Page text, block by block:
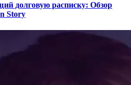
долговую расписку: Обзор
Story